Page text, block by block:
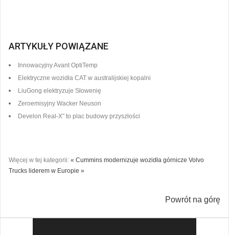
ARTYKUŁY POWIĄZANE
Innowacyjny Avant OptiTemp
Elektryczne wozidła CAT w australijskiej kopalni
LiuGong elektryzuje Słowenię
Zeroemisyjny Wacker Neuson
Develon Real-X” to plac budowy przyszłości
Więcej w tej kategorii: « Cummins modernizuje wozidła górnicze Volvo
Trucks liderem w Europie »
Powrót na górę